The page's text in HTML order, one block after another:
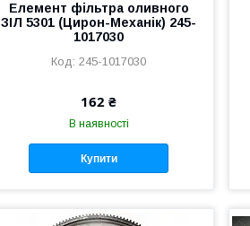
Елемент фільтра оливного
ЗІЛ 5301 (Цирон-Механік) 245-
1017030
245-1017030
162 ₴
В наявності
Купити